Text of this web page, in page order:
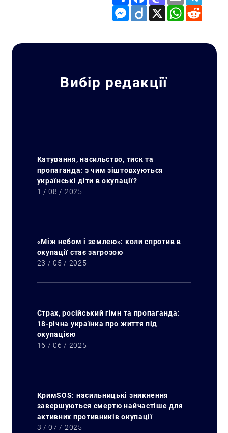
Messenger
Diigo X WhatsApp
Вибір редакції
Катування, насильство, тиск та
пропаганда: з чим зіштовхуються
українські діти в окупації?
1 / 08 / 2025
«Між небом і землею»: коли спротив в
окупації стає загрозою
23 / 05 / 2025
Страх, російський гімн та пропаганда:
18-річна українка про життя під
окупацією
16 / 06 / 2025
КримSOS: насильницькі зникнення
завершуються смертю найчастіше для
активних противників окупації
3 / 07 / 2025